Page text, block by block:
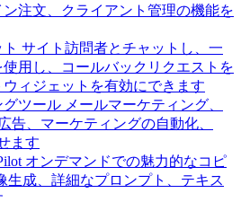
注文、クライアント管理の機能を
サイト訪問者とチャットし、一
用し、コールバックリクエストを
ィジェットを有効にできます
グツール メールマーケティング、
告、マーケティングの自動化、
ます
オンデマンドでの魅力的なコピ
生成、詳細なプロンプト、テキス